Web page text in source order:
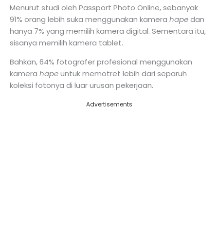
Menurut studi oleh Passport Photo Online, sebanyak
91% orang lebih suka menggunakan kamera hapedan
hanya 7% yang memilih kamera digital. Sementara itu,
sisanya memilih kamera tablet.
Bahkan, 64% fotografer profesional menggunakan
kamera hapeuntuk memotret lebih dari separuh
koleksi fotonya di luar urusan pekerjaan.
Advertisements